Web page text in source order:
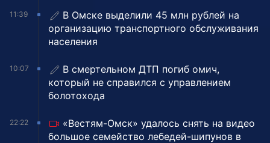
11:39
В Омске выделили 45 млн рублей на
организацию транспортного обслуживания
населения
10:07
В смертельном ДТП погиб омич,
который не справился с управлением
болотохода
22:22
«Вестям-Омск» удалось снять на видео
большое семейство лебедей-шипунов в